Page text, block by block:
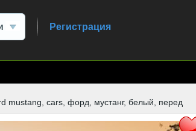
Регистрация
mustang, cars, форд, мустанг, белый, перед